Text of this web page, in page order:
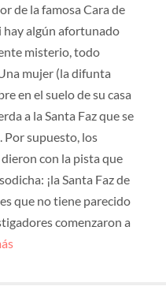
de la famosa Cara de
hay algún afortunado
misterio, todo
mujer (la difunta
en el suelo de su casa
a la Santa Faz que se
Por supuesto, los
con la pista que
¡la Santa Faz de
que no tiene parecido
comenzaron a